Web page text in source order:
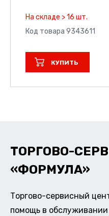
На складе > 16 шт.
Код товара 9343611
КУПИТЬ
ТОРГОВО-
«ФОРМУЛА»
Торгово-сервисный
помощь в